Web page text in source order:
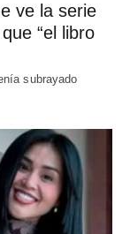
ve la serie
“el libro
subrayado